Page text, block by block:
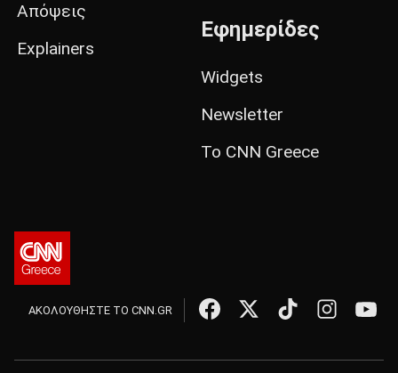
Απόψεις
Explainers
Εφημερίδες
Widgets
Newsletter
Το CNN Greece
ΑΚΟΛΟΥΘΗΣΤΕ ΤΟ CNN.GR